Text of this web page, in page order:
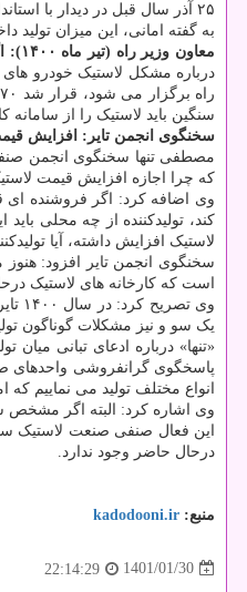
۲۵ آذر سال قبل در دیدار با استاندار اصفهان در محل استانداری این استان اظهار داشته بود: سالانه ۱.۲ میلیون حلقه لاستیک خودرو های سنگین معادل حدود یک سوم از نیاز کشور به این کالا در داخل تولید می شود.
به گفته امانی، این میزان تولید داخل لاستیک سنگین در حالیست که
معاون وزیر راه (تیر ماه ۱۴۰۰): اگر رانندگان به سامانه کالا مراجعه نکنند، سهمیه لاستیکشان فروخته می شود
سنگین باید لاستیک را از
سخنگوی انجمن تایر: افزایش
مصطفی تنها سخنگوی انجمن صنفی
که چرا اجازه افزایش قیمت
کند، تولیدکننده از چه محلی
لاستیک افزایش داشته، آیا
است که کارخانه های لاستیک
یک سو و نیز مشکلات گوناگون
«تنها» درباره ادعای تبانی
انواع مختلف تولید می نماییم
وی اشاره کرد: البته اگر مشخص
درحال حاضر وجود ندارد.
منبع: kadodooni.ir
1401/01/30
22:14:29